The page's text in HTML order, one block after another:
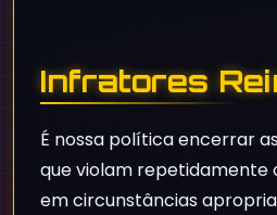
Infratores
É nossa política encerrar
que violam repetidamente
em circunstâncias